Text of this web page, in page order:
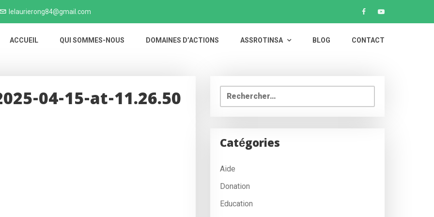
lelaurierong84@gmail.com
ACCUEIL QUI SOMMES-NOUS DOMAINES D’ACTIONS ASSROTINSA BLOG CONTACT
04-15-at-11.26.50 Rechercher :
Catégories
Aide
Donation
Education